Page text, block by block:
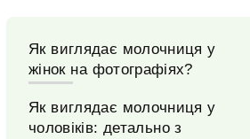
Як виглядає молочниця у
жінок на фотографіях?
Як виглядає молочниця у
чоловіків: детально з